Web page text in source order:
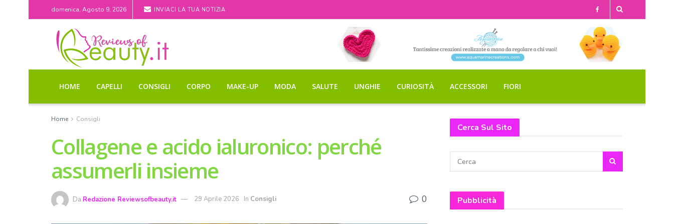
domenica, Agosto 9, 2026 INVIACI LA TUA NOTIZIA
HOME CAPELLI CONSIGLI CORPO MAKE-UP MODA SALUTE UNGHIE CURIOSITÀ ACCESSORI FIORI
Home Consigli
Collagene e acido ialuronico: perché
assumerli insieme
Da Redazione Reviewsofbeauty.it 29 Aprile 2026 In Consigli 0
Cerca Sul Sito
Pubblicità